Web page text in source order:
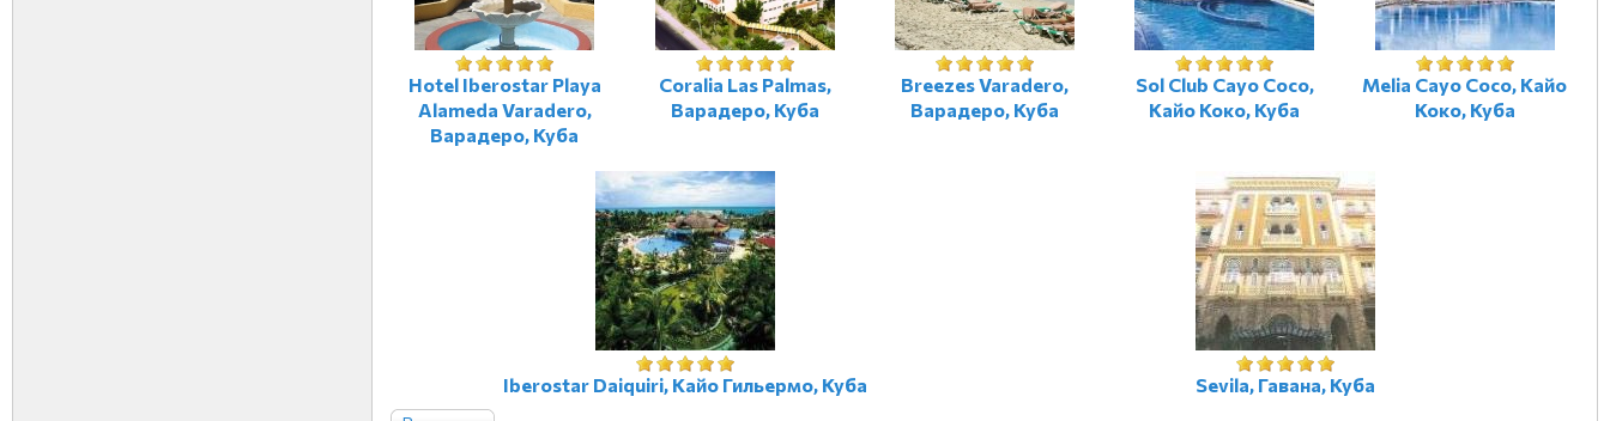
Hotel Iberostar Playa
Alameda Varadero,
Варадеро, Куба
Coralia Las Palmas,
Варадеро, Куба
Breezes Varadero,
Варадеро, Куба
Sol Club Cayo Coco,
Кайо Коко, Куба
Melia Cayo Coco, Кайо
Коко, Куба
Iberostar Daiquiri, Кайо Гильермо, Куба Sevila, Гавана, Куба